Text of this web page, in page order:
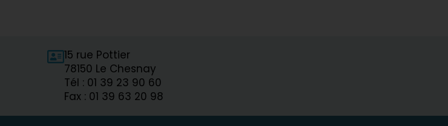
15 rue Pottier
78150 Le Chesnay
Tél : 01 39 23 90 60
Fax : 01 39 63 20 98